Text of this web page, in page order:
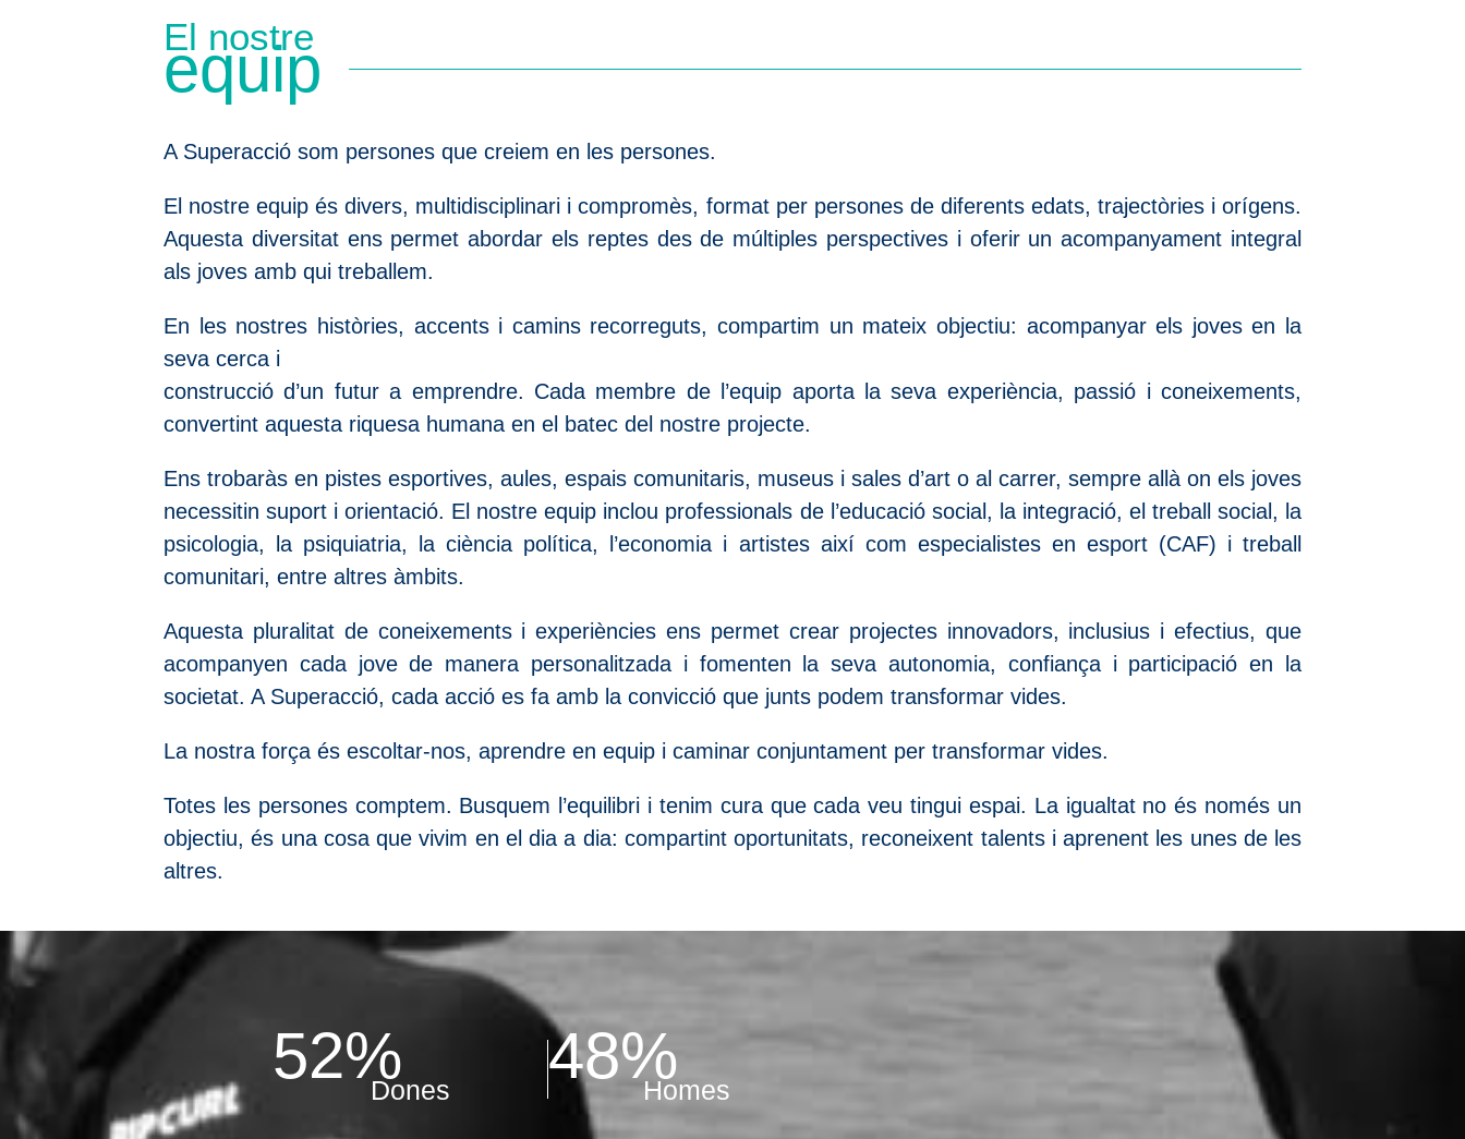
El nostre
equip
A Superacció som persones que creiem en les persones.
El nostre equip és divers, multidisciplinari i compromès, format per persones de diferents edats, trajectòries i orígens.
Aquesta diversitat ens permet abordar els reptes des de múltiples perspectives i oferir un acompanyament integral
als joves amb qui treballem.
En les nostres històries, accents i camins recorreguts, compartim un mateix objectiu: acompanyar els joves en la
seva cerca i
construcció d’un futur a emprendre. Cada membre de l’equip aporta la seva experiència, passió i coneixements,
convertint aquesta riquesa humana en el batec del nostre projecte.
Ens trobaràs en pistes esportives, aules, espais comunitaris, museus i sales d’art o al carrer, sempre allà on els joves
necessitin suport i orientació. El nostre equip inclou professionals de l’educació social, la integració, el treball social, la
psicologia, la psiquiatria, la ciència política, l’economia i artistes així com especialistes en esport (CAF) i treball
comunitari, entre altres àmbits.
Aquesta pluralitat de coneixements i experiències ens permet crear projectes innovadors, inclusius i efectius, que
acompanyen cada jove de manera personalitzada i fomenten la seva autonomia, confiança i participació en la
societat. A Superacció, cada acció es fa amb la convicció que junts podem transformar vides.
La nostra força és escoltar-nos, aprendre en equip i caminar conjuntament per transformar vides.
Totes les persones comptem. Busquem l’equilibri i tenim cura que cada veu tingui espai. La igualtat no és només un
objectiu, és una cosa que vivim en el dia a dia: compartint oportunitats, reconeixent talents i aprenent les unes de les
altres.
52%Dones 48%Homes